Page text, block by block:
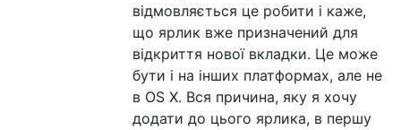
відмовляється це робити і каже,
що ярлик вже призначений для
відкриття нової вкладки. Це може
бути і на інших платформах, але не
в OS X. Вся причина, яку я хочу
додати до цього ярлика, в першу